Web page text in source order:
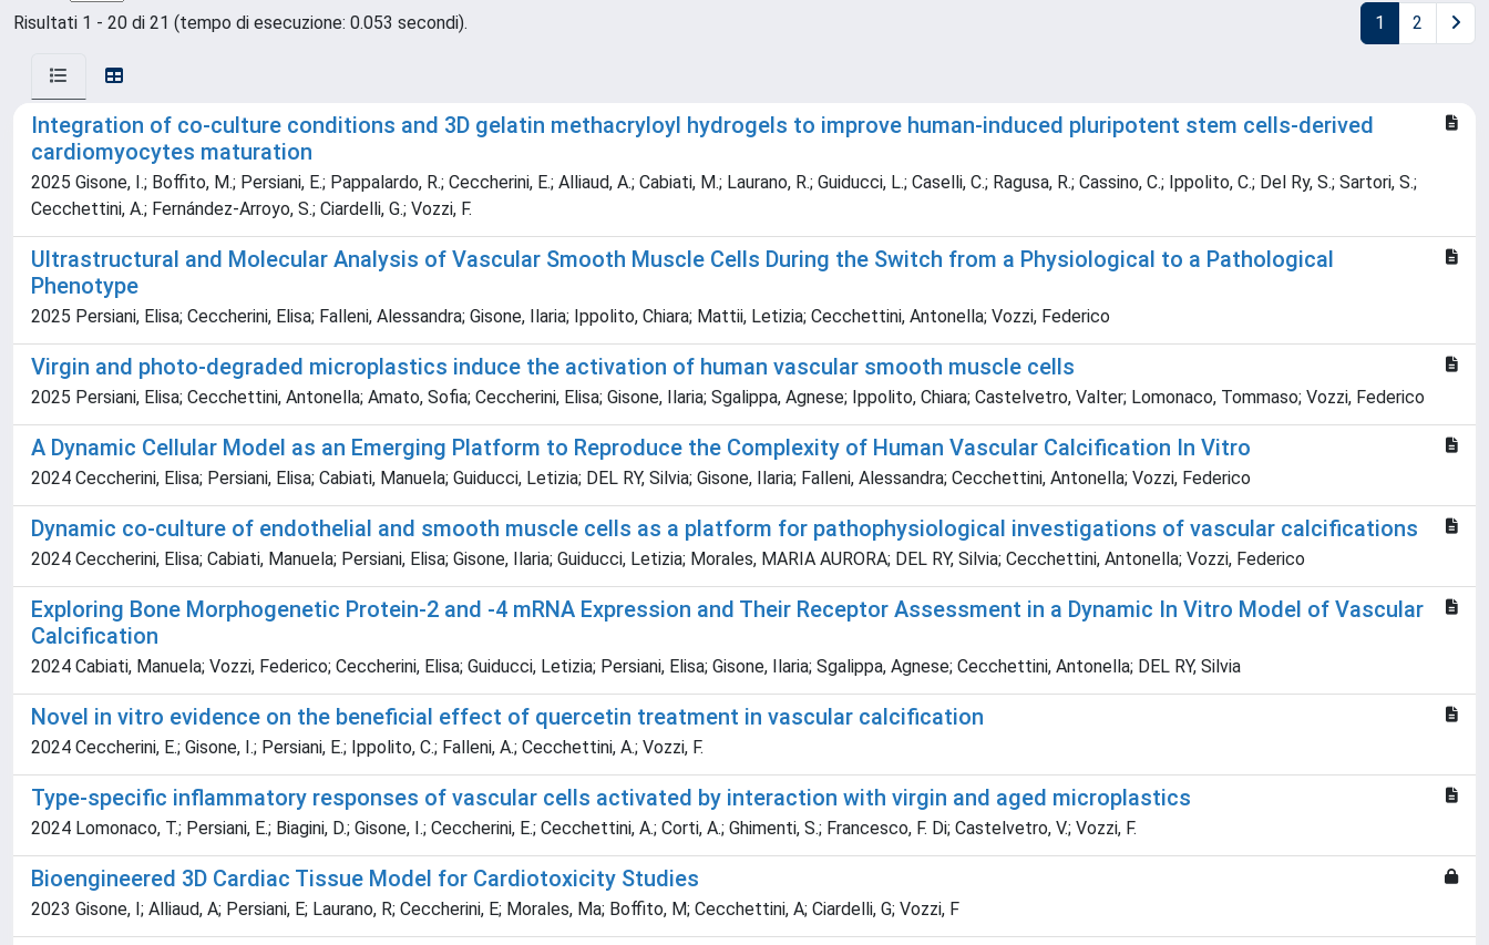
Risultati 1 - 20 di 21 (tempo di esecuzione: 0.053 secondi).
1 2
Integration of co-culture conditions and 3D gelatin methacryloyl hydrogels to improve human-induced pluripotent stem cells-derived
cardiomyocytes maturation
2025 Gisone, I.; Boffito, M.; Persiani, E.; Pappalardo, R.; Ceccherini, E.; Alliaud, A.; Cabiati, M.; Laurano, R.; Guiducci, L.; Caselli, C.; Ragusa, R.; Cassino, C.; Ippolito, C.; Del Ry, S.; Sartori, S.;
Cecchettini, A.; Fernández-Arroyo, S.; Ciardelli, G.; Vozzi, F.
Ultrastructural and Molecular Analysis of Vascular Smooth Muscle Cells During the Switch from a Physiological to a Pathological
Phenotype
2025 Persiani, Elisa; Ceccherini, Elisa; Falleni, Alessandra; Gisone, Ilaria; Ippolito, Chiara; Mattii, Letizia; Cecchettini, Antonella; Vozzi, Federico
Virgin and photo-degraded microplastics induce the activation of human vascular smooth muscle cells
2025 Persiani, Elisa; Cecchettini, Antonella; Amato, Sofia; Ceccherini, Elisa; Gisone, Ilaria; Sgalippa, Agnese; Ippolito, Chiara; Castelvetro, Valter; Lomonaco, Tommaso; Vozzi, Federico
A Dynamic Cellular Model as an Emerging Platform to Reproduce the Complexity of Human Vascular Calcification In Vitro
2024 Ceccherini, Elisa; Persiani, Elisa; Cabiati, Manuela; Guiducci, Letizia; DEL RY, Silvia; Gisone, Ilaria; Falleni, Alessandra; Cecchettini, Antonella; Vozzi, Federico
Dynamic co-culture of endothelial and smooth muscle cells as a platform for pathophysiological investigations of vascular calcifications
2024 Ceccherini, Elisa; Cabiati, Manuela; Persiani, Elisa; Gisone, Ilaria; Guiducci, Letizia; Morales, MARIA AURORA; DEL RY, Silvia; Cecchettini, Antonella; Vozzi, Federico
Exploring Bone Morphogenetic Protein-2 and -4 mRNA Expression and Their Receptor Assessment in a Dynamic In Vitro Model of Vascular
Calcification
2024 Cabiati, Manuela; Vozzi, Federico; Ceccherini, Elisa; Guiducci, Letizia; Persiani, Elisa; Gisone, Ilaria; Sgalippa, Agnese; Cecchettini, Antonella; DEL RY, Silvia
Novel in vitro evidence on the beneficial effect of quercetin treatment in vascular calcification
2024 Ceccherini, E.; Gisone, I.; Persiani, E.; Ippolito, C.; Falleni, A.; Cecchettini, A.; Vozzi, F.
Type-specific inflammatory responses of vascular cells activated by interaction with virgin and aged microplastics
2024 Lomonaco, T.; Persiani, E.; Biagini, D.; Gisone, I.; Ceccherini, E.; Cecchettini, A.; Corti, A.; Ghimenti, S.; Francesco, F. Di; Castelvetro, V.; Vozzi, F.
Bioengineered 3D Cardiac Tissue Model for Cardiotoxicity Studies
2023 Gisone, I; Alliaud, A; Persiani, E; Laurano, R; Ceccherini, E; Morales, Ma; Boffito, M; Cecchettini, A; Ciardelli, G; Vozzi, F